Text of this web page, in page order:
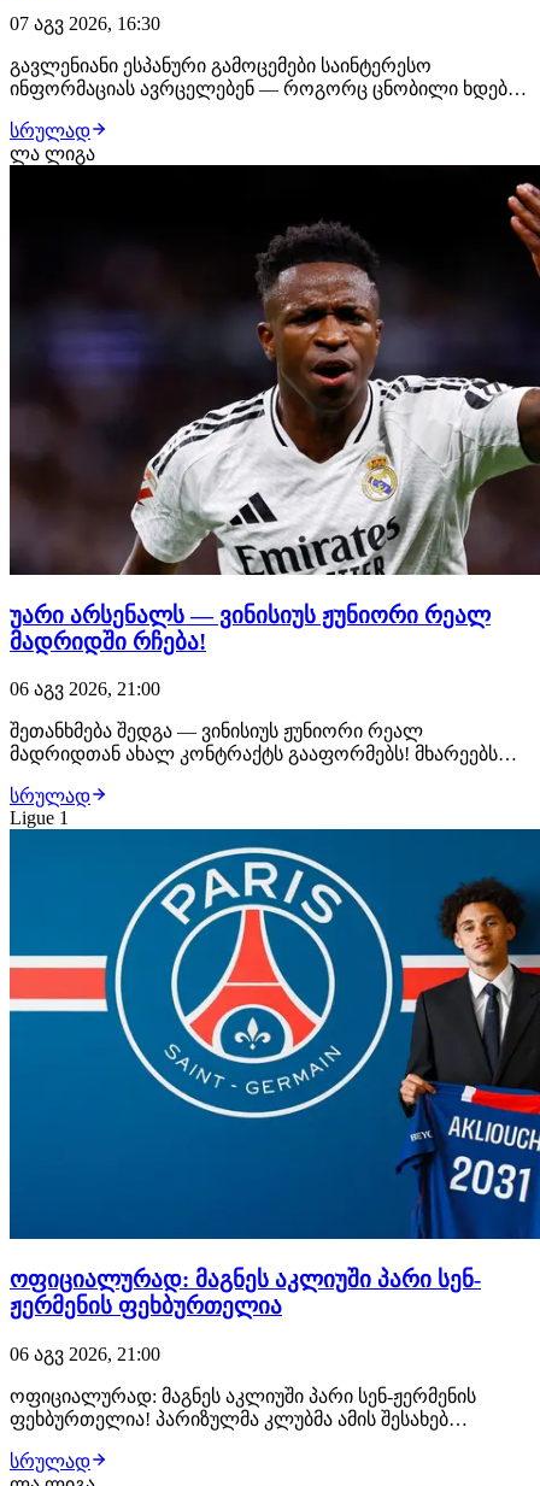
07 აგვ 2026, 16:30
გავლენიანი ესპანური გამოცემები საინტერესო
ინფორმაციას ავრცელებენ — როგორც ცნობილი ხდება,
დატოვოს. მიზეზი ისაა, რომ ჟოზე მოურინიო ბრაზილიელ
ფორვარდს დიდ სათამაშო დროს ვერ ჰპირდება,
სრულად
ლა ლიგა
უარი არსენალს — ვინისიუს ჟუნიორი რეალ
მადრიდში რჩება!
06 აგვ 2026, 21:00
შეთანხმება შედგა — ვინისიუს ჟუნიორი რეალ
მადრიდთან ახალ კონტრაქტს გააფორმებს! მხარეებს
ფეხბურთელი უახლოეს საათებში ახალ, 6-წლიან
ხელშეკრულებას მოაწერს ხელს. მიუხედავად იმისა, რომ
არსენალი ვინისიუსს საკმაოდ სოლიდურ კონტრაქტს
სრულად
Ligue 1
ოფიციალურად: მაგნეს აკლიუში პარი სენ-
ჟერმენის ფეხბურთელია
06 აგვ 2026, 21:00
ოფიციალურად: მაგნეს აკლიუში პარი სენ-ჟერმენის
ფეხბურთელია! პარიზულმა კლუბმა ამის შესახებ
ფრანგმა ვინგერმა პარი სენ-ჟერმენთან კონტრაქტი 2031
სრულად